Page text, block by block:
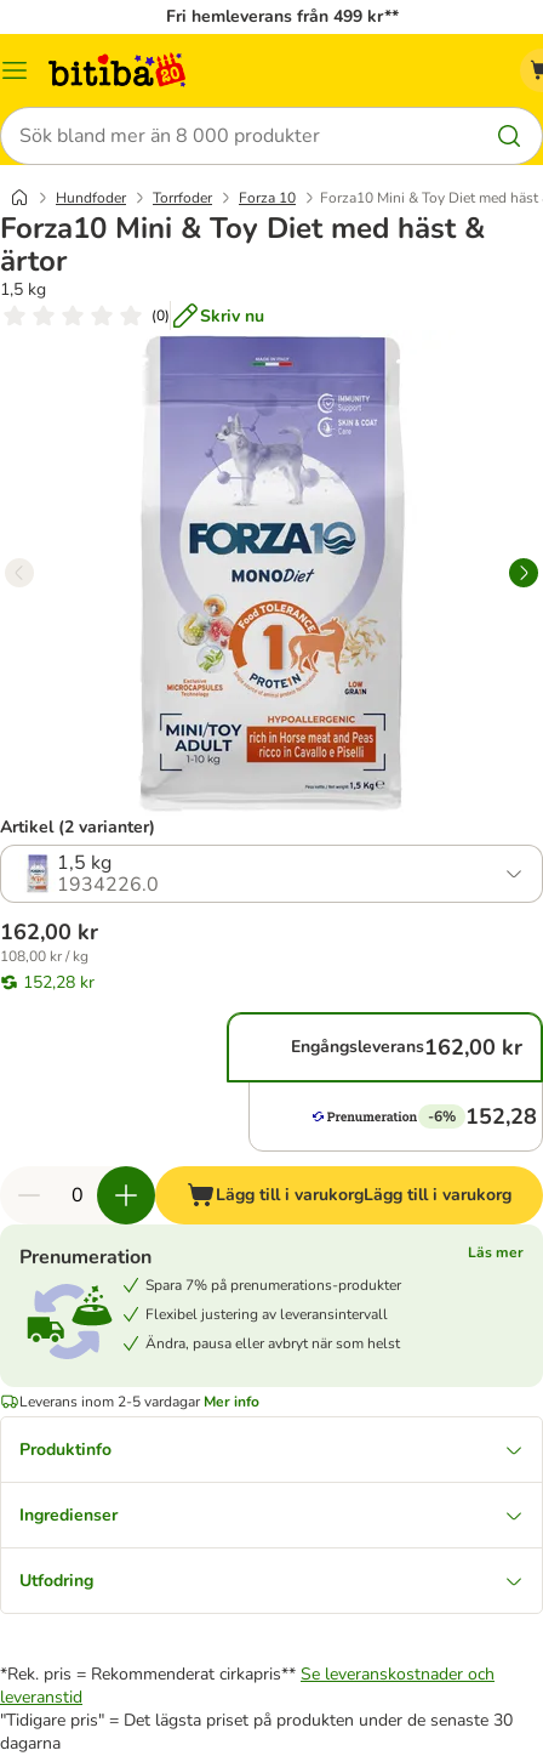
Fri hemleverans från 499 kr**
Meny
Sök
Hundfoder Torrfoder Forza 10 Forza10 Mini & Toy Diet med häst
Forza10 Mini & Toy Diet med häst &
ärtor
1,5 kg
(0) Skriv nu
Artikel (2 varianter)
1,5 kg
1934226.0
162,00 kr
108,00 kr / kg
152,28 kr
Engångsleverans162,00 kr
-6% 152,28
Lägg till i varukorgLägg till i varukorg
Prenumeration
Läs mer
Spara 7% på prenumerations-produkter
Flexibel justering av leveransintervall
Ändra, pausa eller avbryt när som helst
Leverans inom 2-5 vardagar Mer info
Produktinfo
Ingredienser
Utfodring
*Rek. pris = Rekommenderat cirkapris** Se leveranskostnader och
leveranstid
"Tidigare pris" = Det lägsta priset på produkten under de senaste 30
dagarna